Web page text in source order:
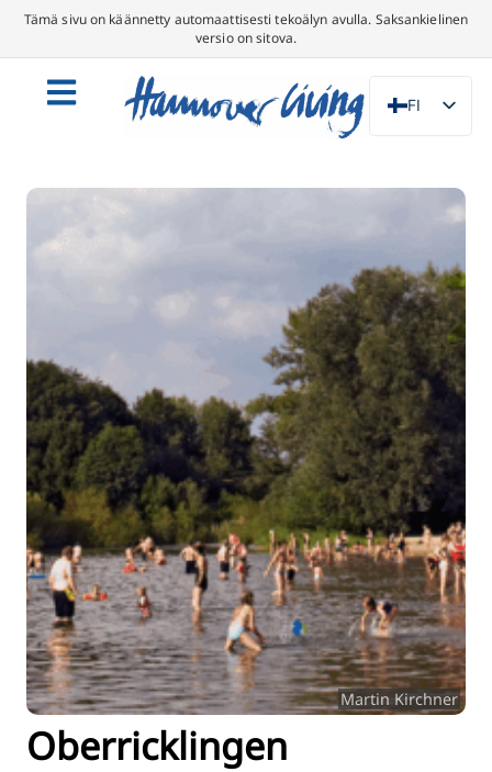
Tämä sivu on käännetty automaattisesti tekoälyn avulla. Saksankielinen
versio on sitova.
FI
DE
ES
IT
DA
SV
FR
PT
TR
RU
ZH
KO
JA
UK
BG
Martin Kirchner
Oberricklingen